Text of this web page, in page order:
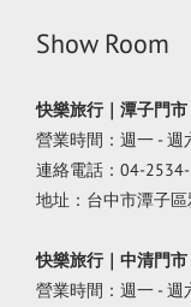
Show Room
快樂旅行｜潭子門市
營業時間：週一 - 週
連絡電話：04-
地址：台中市潭子
快樂旅行｜中清門市
營業時間：週一 - 週